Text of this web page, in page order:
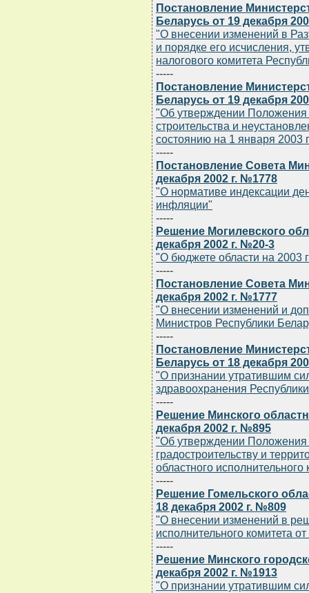
Постановление
Беларусь от 19 декабря
"О внесении изменений в
и порядке его исчисления,
налогового комитета
-----
Постановление
Беларусь от 19 декабря
"Об утверждении Положения
строительства и
состоянию на 1 января 2003
-----
Постановление Совета
декабря 2002 г. №1778
"О нормативе индексации
инфляции"
-----
Решение Могилевского
декабря 2002 г. №20-3
"О бюджете области на 2003
-----
Постановление Совета
декабря 2002 г. №1777
"О внесении изменений и
Министров Республики
-----
Постановление
Беларусь от 18 декабря
"О признании утратившим
здравоохранения
-----
Решение Минского
декабря 2002 г. №895
"Об утверждении Положения
градостроительству и
областного исполнительного
-----
Решение Гомельского
18 декабря 2002 г. №809
"О внесении изменений в
исполнительного комитета
-----
Решение Минского
декабря 2002 г. №1913
"О признании утратившим